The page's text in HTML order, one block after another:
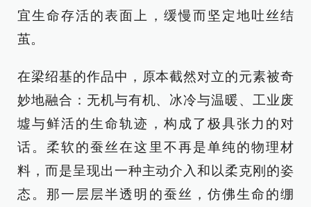
宜生命存活的表面上，缓慢而坚定地吐丝结
茧。
在梁绍基的作品中，原本截然对立的元素被奇
妙地融合：无机与有机、冰冷与温暖、工业废
墟与鲜活的生命轨迹，构成了极具张力的对
话。柔软的蚕丝在这里不再是单纯的物理材
料，而是呈现出一种主动介入和以柔克刚的姿
态。那一层层半透明的蚕丝，仿佛生命的绷